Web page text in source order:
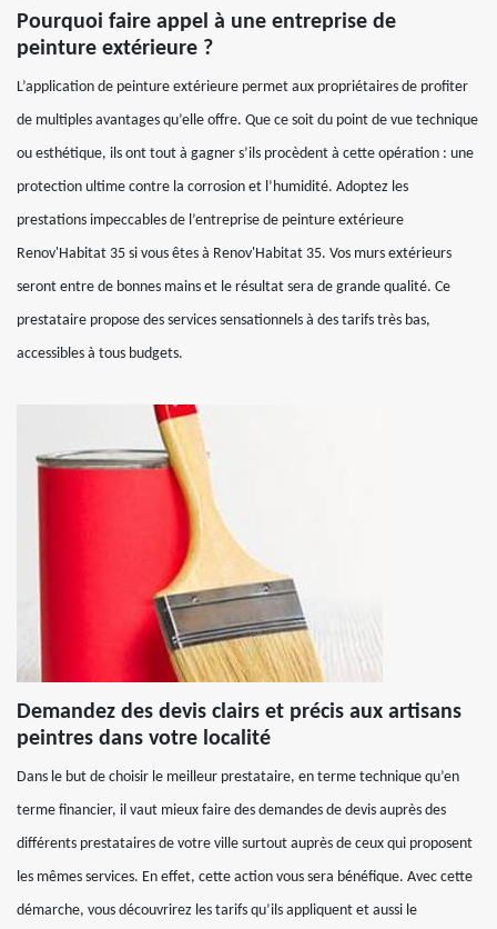
Pourquoi faire appel à une entreprise de
peinture extérieure ?
L’application de peinture extérieure permet aux propriétaires de profiter
de multiples avantages qu’elle offre. Que ce soit du point de vue technique
ou esthétique, ils ont tout à gagner s’ils procèdent à cette opération : une
protection ultime contre la corrosion et l’humidité. Adoptez les
prestations impeccables de l’entreprise de peinture extérieure
Renov'Habitat 35 si vous êtes à Renov'Habitat 35. Vos murs extérieurs
seront entre de bonnes mains et le résultat sera de grande qualité. Ce
prestataire propose des services sensationnels à des tarifs très bas,
accessibles à tous budgets.
Demandez des devis clairs et précis aux artisans
peintres dans votre localité
Dans le but de choisir le meilleur prestataire, en terme technique qu’en
terme financier, il vaut mieux faire des demandes de devis auprès des
différents prestataires de votre ville surtout auprès de ceux qui proposent
les mêmes services. En effet, cette action vous sera bénéfique. Avec cette
démarche, vous découvrirez les tarifs qu’ils appliquent et aussi le